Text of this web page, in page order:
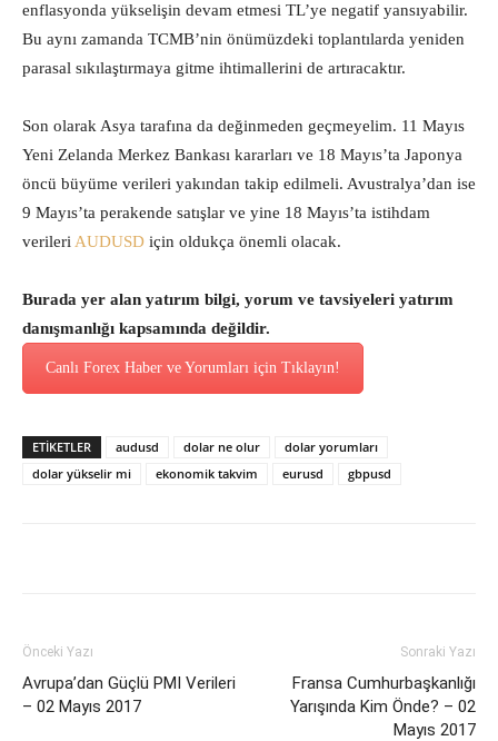
enflasyonda yükselişin devam etmesi TL’ye negatif yansıyabilir.
Bu aynı zamanda TCMB’nin önümüzdeki toplantılarda yeniden
parasal sıkılaştırmaya gitme ihtimallerini de artıracaktır.
Son olarak Asya tarafına da değinmeden geçmeyelim. 11 Mayıs
Yeni Zelanda Merkez Bankası kararları ve 18 Mayıs’ta Japonya
öncü büyüme verileri yakından takip edilmeli. Avustralya’dan ise
9 Mayıs’ta perakende satışlar ve yine 18 Mayıs’ta istihdam
verileri AUDUSD için oldukça önemli olacak.
Burada yer alan yatırım bilgi, yorum ve tavsiyeleri yatırım
danışmanlığı kapsamında değildir.
Canlı Forex Haber ve Yorumları için Tıklayın!
ETİKETLER audusd dolar ne olur
dolar yorumları
dolar yükselir mi
ekonomik takvim eurusd gbpusd
Önceki Yazı
Avrupa’dan Güçlü PMI Verileri
– 02 Mayıs 2017
Sonraki Yazı
Fransa Cumhurbaşkanlığı
Yarışında Kim Önde? – 02
Mayıs 2017